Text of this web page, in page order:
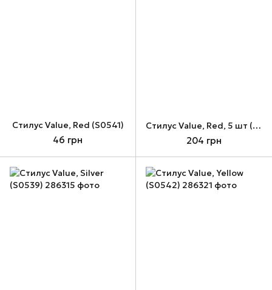
Стилус Value, Red (S0541)
46 грн
Стилус Value, Red, 5 шт (S0541x5)
204 грн